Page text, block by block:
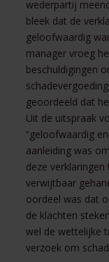
wederpartij
bleek dat de
geloofwaardig
manager vroeg
beschuldigingen
geoordeeld dat
Uit de uitspraak
“geloofwaardig
aanleiding was
deze
verwijtbaar
oordeel was dat
de klachten
wel de wettelijke
verzoek om